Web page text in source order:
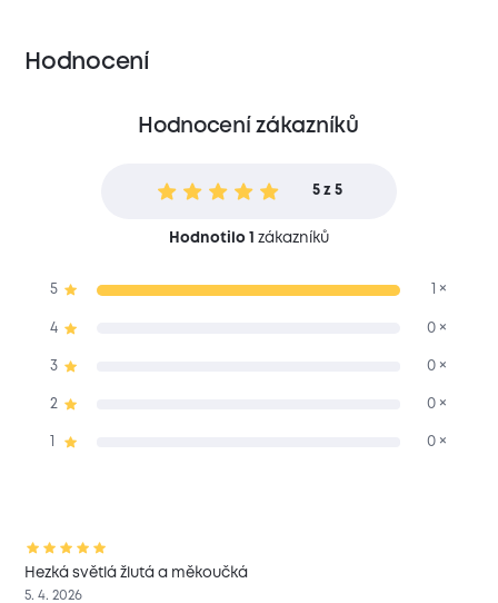
Hodnocení
Hodnocení zákazníků
5 z 5
Hodnotilo 1 zákazníků
5 1 ×
4 0 ×
3 0 ×
2 0 ×
0 ×
Hezká světlá žlutá a měkoučká
5. 4. 2026